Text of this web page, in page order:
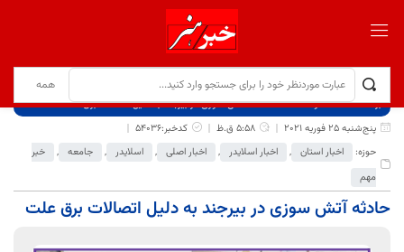
برگ نخست نوشته‌ها
حادثه آتش سوزی در بیرجند به دلیل اتصالات برق علت
پنج‌شنبه 25 فوریه 2021
5:58 ق.ظ
کدخبر:54036
حوزه:
اخبار استان , اخبار اسلایدر , اخبار اصلی , اسلایدر , جامعه ,
خبر
مهم
حادثه آتش سوزی در بیرجند به دلیل اتصالات برق علت